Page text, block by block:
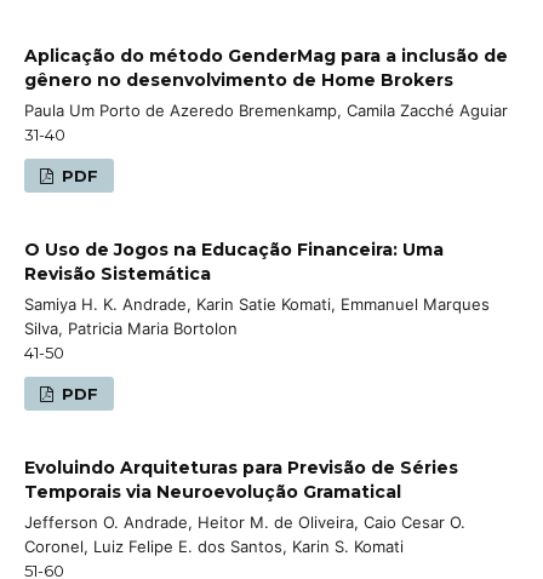
Aplicação do método GenderMag para a inclusão de
gênero no desenvolvimento de Home Brokers
Paula Um Porto de Azeredo Bremenkamp, Camila Zacché Aguiar
31-40
PDF
O Uso de Jogos na Educação Financeira: Uma
Revisão Sistemática
Samiya H. K. Andrade, Karin Satie Komati, Emmanuel Marques
Silva, Patricia Maria Bortolon
41-50
PDF
Evoluindo Arquiteturas para Previsão de Séries
Temporais via Neuroevolução Gramatical
Jefferson O. Andrade, Heitor M. de Oliveira, Caio Cesar O.
Coronel, Luiz Felipe E. dos Santos, Karin S. Komati
51-60